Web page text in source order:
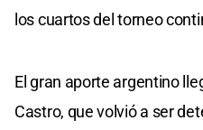
los cuartos del torneo
El gran aporte argentino
Castro, que volvió a ser